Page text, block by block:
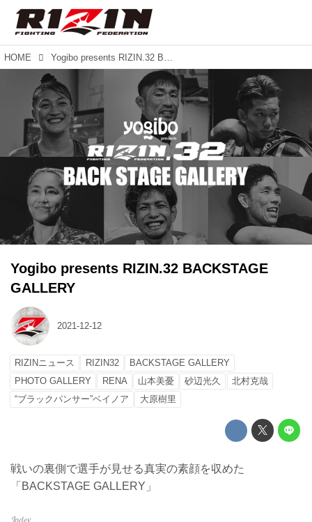
HOME Yogibo presents RIZIN.32 BACKSTAGE GALLERY
Yogibo presents RIZIN.32 BACKSTAGE
GALLERY
2021-12-12
RIZINニュース RIZIN32
BACKSTAGE GALLERY
PHOTO GALLERY
RENA 山本美憂 砂辺光久
北村克哉
“ブラックパンサー”ベイノア
大原樹里
戦いの裏側で選手が見せる真実の素顔を収めた
「BACKSTAGE GALLERY」